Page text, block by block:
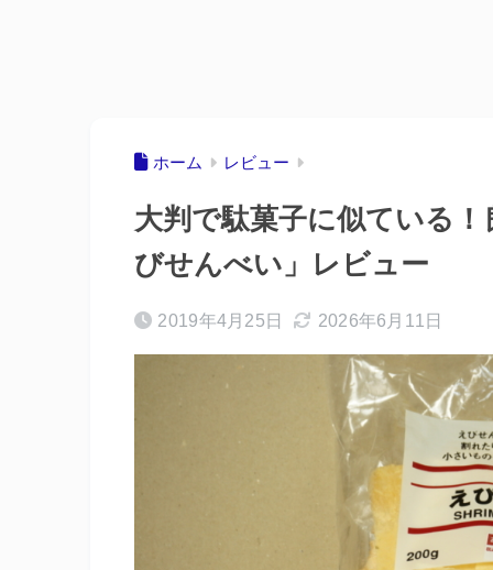
ホーム レビュー
大判で駄菓子に似ている
びせんべい」レビュー
2019年4月25日 2026年6月11日